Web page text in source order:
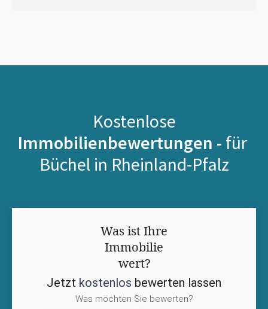
Kostenlose
Immobilienbewertungen - für
Büchel in Rheinland-Pfalz
Was ist Ihre
Immobilie
wert?
Jetzt kostenlos bewerten lassen
Was möchten Sie bewerten?